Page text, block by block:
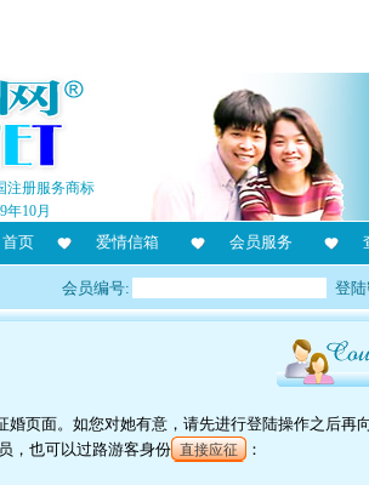
注册服务商标
年10月
首页 爱情信箱 会员服务
会员编号: 登
婚页面。如您对她有意，请先进行登陆操作之后
，也可以过路游客身份 直接应征 ：